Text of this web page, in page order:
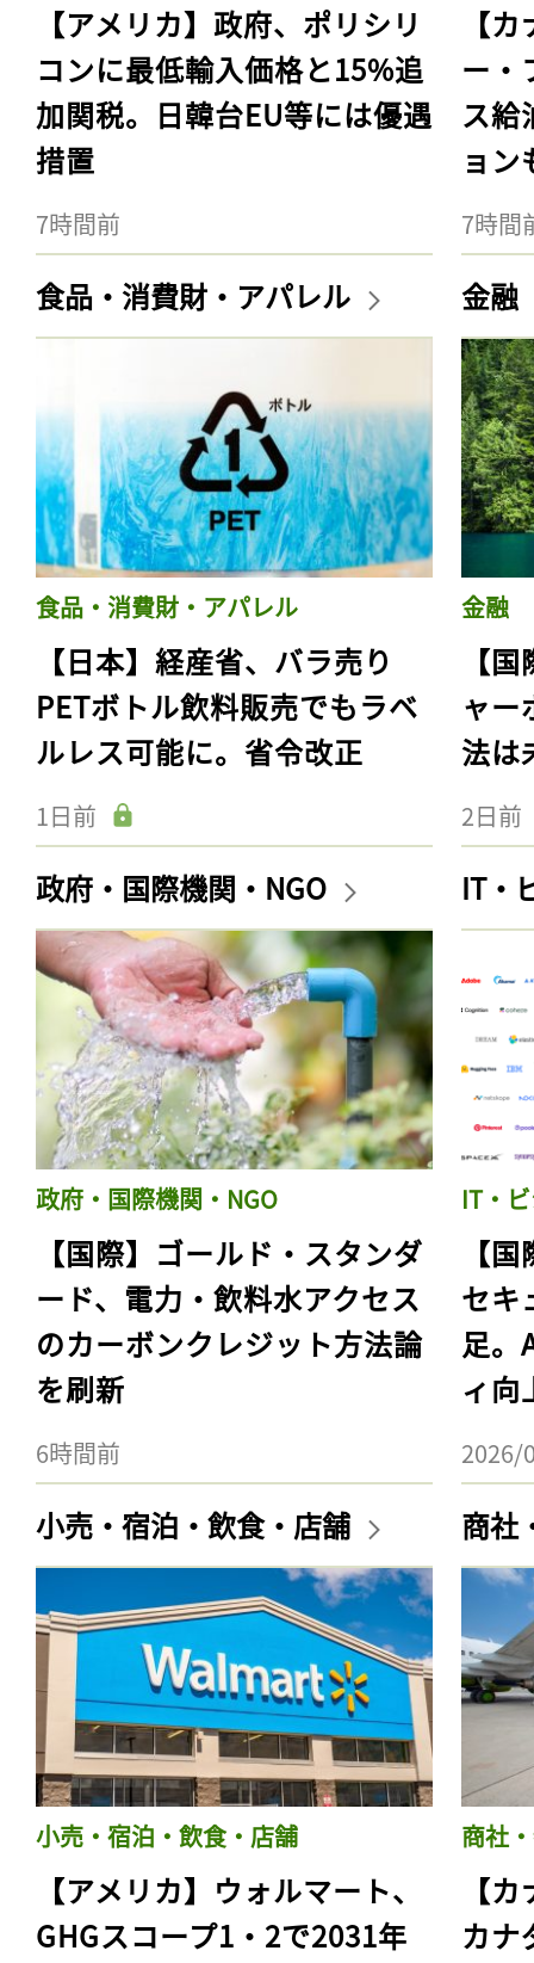
【アメリカ】政府、ポリシリ
コンに最低輸入価格と15%追
加関税。日韓台EU等には優遇
措置
7時間前
【
ー・
ス給
ョン
7時間
食品・消費財・アパレル
食品・消費財・アパレル
【日本】経産省、バラ売り
PETボトル飲料販売でもラベ
ルレス可能に。省令改正
1日前
金融
金融
【
ャー
法は
2日前
政府・国際機関・NGO
政府・国際機関・NGO
【国際】ゴールド・スタンダ
ード、電力・飲料水アクセス
のカーボンクレジット方法論
を刷新
6時間前
IT・
IT・
【
セキ
足。
ィ向
2026/
小売・宿泊・飲食・店舗
小売・宿泊・飲食・店舗
【アメリカ】ウォルマート、
GHGスコープ1・2で2031年
商社
商社
【
カナ